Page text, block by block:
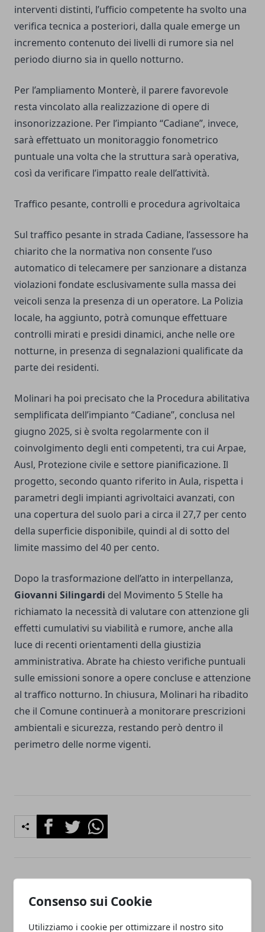
Consenso sui Cookie
Utilizziamo i cookie per ottimizzare il nostro sito
interventi distinti, l’ufficio competente ha svolto una
verifica tecnica a posteriori, dalla quale emerge un
incremento contenuto dei livelli di rumore sia nel
periodo diurno sia in quello notturno.
Per l’ampliamento Monterè, il parere favorevole
resta vincolato alla realizzazione di opere di
insonorizzazione. Per l’impianto “Cadiane”, invece,
sarà effettuato un monitoraggio fonometrico
puntuale una volta che la struttura sarà operativa,
così da verificare l’impatto reale dell’attività.
Traffico pesante, controlli e procedura agrivoltaica
Sul traffico pesante in strada Cadiane, l’assessore ha
chiarito che la normativa non consente l’uso
automatico di telecamere per sanzionare a distanza
violazioni fondate esclusivamente sulla massa dei
veicoli senza la presenza di un operatore. La Polizia
locale, ha aggiunto, potrà comunque effettuare
controlli mirati e presidi dinamici, anche nelle ore
notturne, in presenza di segnalazioni qualificate da
parte dei residenti.
Molinari ha poi precisato che la Procedura abilitativa
semplificata dell’impianto “Cadiane”, conclusa nel
giugno 2025, si è svolta regolarmente con il
coinvolgimento degli enti competenti, tra cui Arpae,
Ausl, Protezione civile e settore pianificazione. Il
progetto, secondo quanto riferito in Aula, rispetta i
parametri degli impianti agrivoltaici avanzati, con
una copertura del suolo pari a circa il 27,7 per cento
della superficie disponibile, quindi al di sotto del
limite massimo del 40 per cento.
Dopo la trasformazione dell’atto in interpellanza,
Giovanni Silingardi del Movimento 5 Stelle ha
richiamato la necessità di valutare con attenzione gli
effetti cumulativi su viabilità e rumore, anche alla
luce di recenti orientamenti della giustizia
amministrativa. Abrate ha chiesto verifiche puntuali
sulle emissioni sonore a opere concluse e attenzione
al traffico notturno. In chiusura, Molinari ha ribadito
che il Comune continuerà a monitorare prescrizioni
ambientali e sicurezza, restando però dentro il
perimetro delle norme vigenti.
FacebookTwitterWhatsapp
Modena, campo scuola di
Carpi, controlli anticrimine: